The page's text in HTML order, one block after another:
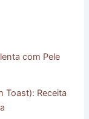
com Pele
Toast): Receita